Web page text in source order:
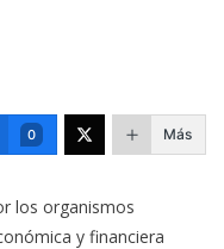
0 Más
los organismos
y financiera